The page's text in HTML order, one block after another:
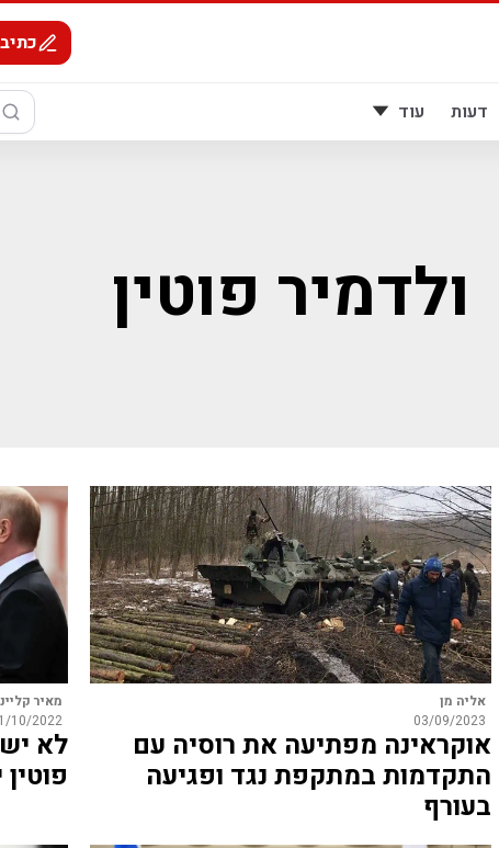
דעות עוד
ולדמיר פוטין
אליה מן
03/09/2023
אוקראינה מפתיעה את רוסיה עם
התקדמות במתקפת נגד ופגיעה
בעורף
מאיר
10/2022
לא